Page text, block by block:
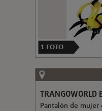
1 FOTO
TRANGOWORLD
Pantalón de